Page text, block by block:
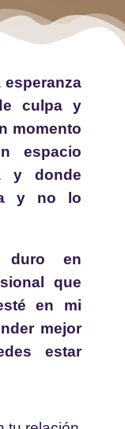
culpa y
momento
espacio
y donde
y no lo
duro en
que
en mi
mejor
estar